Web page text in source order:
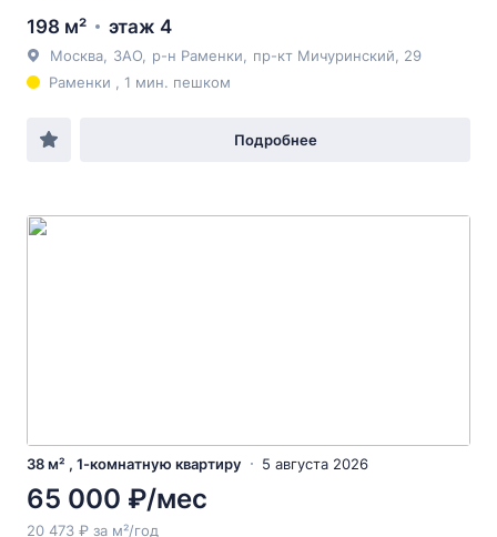
198 м² этаж 4
Москва ЗАО р-н Раменки пр-кт Мичуринский , 29
Раменки , 1 мин. пешком
Подробнее
38 м² , 1-комнатную квартиру 5 августа 2026
65 000 ₽/мес
20 473 ₽ за м²/год